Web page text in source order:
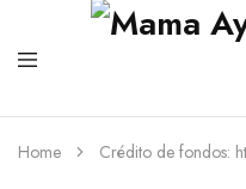
Home Crédito de fondos: